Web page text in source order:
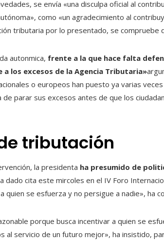
se envía «una disculpa oficial al
como «un agradecimiento al
tributaria por lo presentado, se compruebe
autonmica, frente a la que hace falta
los excesos de la Agencia Tributaria»
o europeos han puesto ya varias
de parar sus excesos antes de que los
tributación
la presidenta ha presumido de
cita este mircoles en el IV Foro
quien se esfuerza y ​​no persigue a nadie», ha
porque busca incentivar a quien se
al servicio de un futuro mejor», ha insistido,